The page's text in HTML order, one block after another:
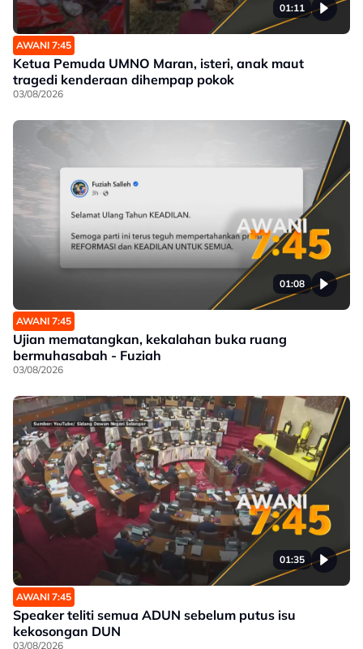
01:11
AWANI 7:45
Ketua Pemuda UMNO Maran, isteri, anak maut
tragedi kenderaan dihempap pokok
03/08/2026
01:08
AWANI 7:45
Ujian mematangkan, kekalahan buka ruang
bermuhasabah - Fuziah
03/08/2026
01:35
AWANI 7:45
Speaker teliti semua ADUN sebelum putus isu
kekosongan DUN
03/08/2026